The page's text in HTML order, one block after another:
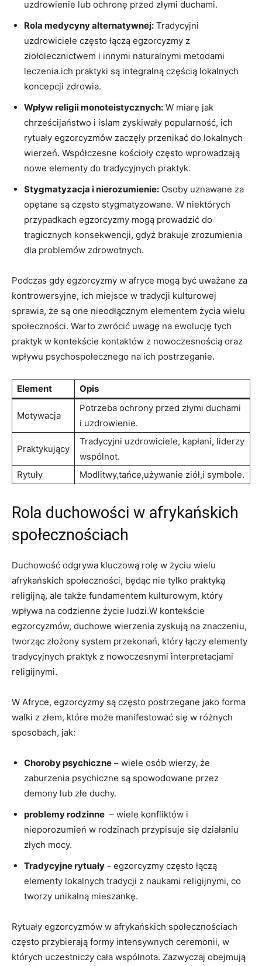
uzdrowienie lub ochronę przed złymi duchami.
Rola medycyny alternatywnej: Tradycyjni
uzdrowiciele często łączą egzorcyzmy ‍z
ziołolecznictwem ⁣i‌ innymi naturalnymi ⁣metodami
leczenia.ich praktyki są integralną⁣ częścią lokalnych
koncepcji zdrowia.
Wpływ religii monoteistycznych: W miarę⁣ jak
‌chrześcijaństwo i islam zyskiwały popularność, ich
rytuały egzorcyzmów zaczęły przenikać ⁢do lokalnych
wierzeń. Współczesne‍ kościoły często wprowadzają
nowe elementy do tradycyjnych ⁣praktyk.
Stygmatyzacja i nierozumienie: Osoby uznawane za
opętane są często stygmatyzowane. W niektórych
przypadkach egzorcyzmy mogą prowadzić do
tragicznych konsekwencji, gdyż brakuje zrozumienia
dla problemów zdrowotnych.
Podczas gdy egzorcyzmy w afryce mogą być uważane za
kontrowersyjne, ich miejsce w tradycji kulturowej
‌sprawia, że są⁣ one nieodłącznym elementem życia wielu
społeczności. Warto zwrócić uwagę na⁣ ewolucję tych
⁣praktyk w ‌kontekście kontaktów⁣ z nowoczesnością oraz
wpływu psychospołecznego na ich ⁤postrzeganie.
Element Opis
Motywacja
Potrzeba ochrony przed złymi duchami
i uzdrowienie.
Praktykujący
Tradycyjni uzdrowiciele, kapłani, liderzy
wspólnot.
Rytuły
Modlitwy,tańce,używanie ziół,i symbole.
Rola duchowości w afrykańskich
⁣społecznościach
Duchowość odgrywa kluczową rolę w ​życiu wielu
afrykańskich społeczności, będąc nie tylko praktyką
religijną,⁣ ale także fundamentem kulturowym, który
wpływa ⁤na codzienne życie ludzi.W kontekście
egzorcyzmów, duchowe wierzenia zyskują na znaczeniu,⁢
tworząc złożony system przekonań, który łączy elementy
tradycyjnych praktyk z nowoczesnymi interpretacjami
religijnymi.
W Afryce, egzorcyzmy‍ są często ​postrzegane jako forma
walki‍ z złem, które może manifestować się w różnych
sposobach, jak:
Choroby psychiczne – wiele ⁤osób ‌wierzy, że
zaburzenia psychiczne są spowodowane przez
demony lub złe duchy.
problemy rodzinne ⁣ – wiele konfliktów​ i
nieporozumień w rodzinach przypisuje⁢ się działaniu
złych mocy.
Tradycyjne ​rytuały ​- egzorcyzmy często łączą
elementy⁣ lokalnych ‌tradycji z naukami religijnymi, ​co
tworzy⁢ unikalną mieszankę.
Rytuały egzorcyzmów w afrykańskich ‌społecznościach
często przybierają formy intensywnych ceremonii, w
których uczestniczy cała wspólnota. Zazwyczaj obejmują